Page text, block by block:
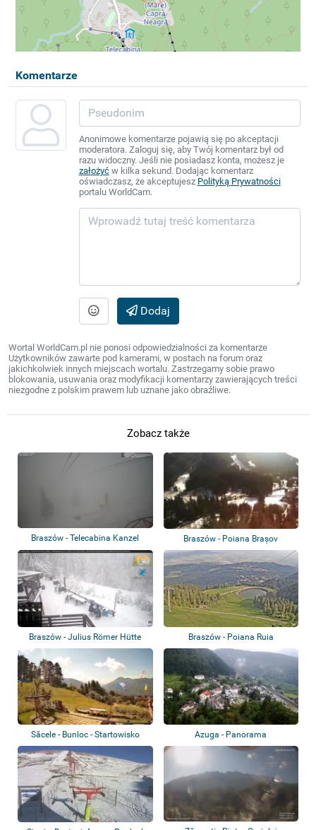
Komentarze
Anonimowe komentarze pojawią się po akceptacji
moderatora. Zaloguj się, aby Twój komentarz był od
razu widoczny. Jeśli nie posiadasz konta, możesz je
założyćw kilka sekund. Dodając komentarz
oświadczasz, że akceptujesz Polityką Prywatności
portalu WorldCam.
Dodaj
Wortal WorldCam.pl nie ponosi odpowiedzialności za komentarze
Użytkowników zawarte pod kamerami, w postach na forum oraz
jakichkolwiek innych miejscach wortalu. Zastrzegamy sobie prawo
blokowania, usuwania oraz modyfikacji komentarzy zawierających treści
niezgodne z polskim prawem lub uznane jako obraźliwe.
Zobacz także
Braszów - Telecabina Kanzel Braszów - Poiana Brașov
Braszów - Julius Römer Hütte Braszów - Poiana Ruia
Săcele - Bunloc - Startowisko
paralotnio...
Azuga - Panorama